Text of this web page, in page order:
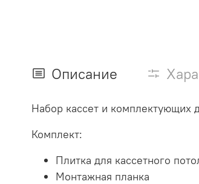
Описание
Набор кассет и комплектующих
Комплект:
Плитка для кассетного
Монтажная планка